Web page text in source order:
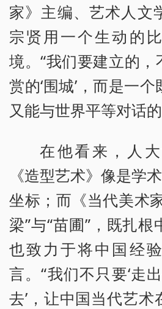
家》主编、艺术人文
宗贤用一个生动的
境。“我们要建立的，
赏的‘围城’，而是一个
又能与世界平等对话
在他看来，人
《造型艺术》像是学
坐标；而《当代美术
梁”与“苗圃”，既扎根
也致力于将中国经
言。“我们不只要‘走
去’，让中国当代艺术